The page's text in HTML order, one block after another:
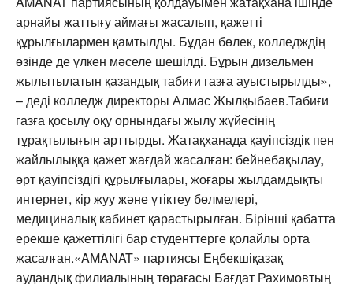
арнайы жаттығу аймағы жасалып, қажетті
құрылғылармен қамтылды. Бұдан бөлек, колледждің
өзінде де үлкен мәселе шешілді. Бұрын дизельмен
жылытылатын қазандық табиғи газға ауыстырылды»,
– деді колледж директоры Алмас Жылқыбаев.Табиғи
газға қосылу оқу орнындағы жылу жүйесінің
тұрақтылығын арттырды. Жатақханада қауіпсіздік пен
жайлылыққа қажет жағдай жасалған: бейнебақылау,
өрт қауіпсіздігі құрылғылары, жоғары жылдамдықты
интернет, кір жуу және үтіктеу бөлмелері,
медициналық кабинет қарастырылған. Бірінші қабатта
ерекше қажеттілігі бар студенттерге қолайлы орта
жасалған.«AMANAT» партиясы Еңбекшіқазақ
аудандық филиалының төрағасы Бағдат Рахимовтың